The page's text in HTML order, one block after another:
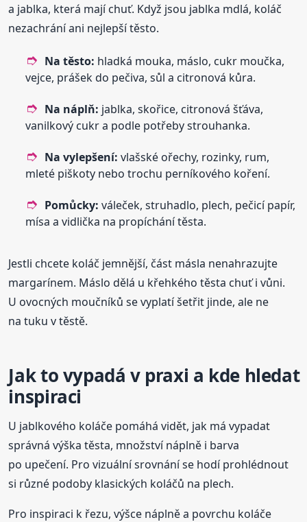
a jablka, která mají chuť. Když jsou jablka mdlá, koláč
nezachrání ani nejlepší těsto.
Na těsto: hladká mouka, máslo, cukr moučka,
vejce, prášek do pečiva, sůl a citronová kůra.
Na náplň: jablka, skořice, citronová šťáva,
vanilkový cukr a podle potřeby strouhanka.
Na vylepšení: vlašské ořechy, rozinky, rum,
mleté piškoty nebo trochu perníkového koření.
Pomůcky: váleček, struhadlo, plech, pečicí papír,
mísa a vidlička na propíchání těsta.
Jestli chcete koláč jemnější, část másla nenahrazujte
margarínem. Máslo dělá u křehkého těsta chuť i vůni.
U ovocných moučníků se vyplatí šetřit jinde, ale ne
na tuku v těstě.
Jak to vypadá v praxi a kde hledat
inspiraci
U jablkového koláče pomáhá vidět, jak má vypadat
správná výška těsta, množství náplně i barva
po upečení. Pro vizuální srovnání se hodí prohlédnout
si různé podoby klasických koláčů na plech.
Pro inspiraci k řezu, výšce náplně a povrchu koláče